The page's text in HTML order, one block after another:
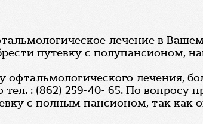
лечение в
путевку с полупансионом,
офтальмологического лечения,
: (862) 259-40- 65. По вопросу
с полным пансионом, так как